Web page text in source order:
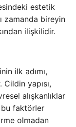
estetik
zamanda bireyin
ilişkilidir.
ilk adımı,
yapısı,
alışkanlıklar
bu faktörler
olmadan